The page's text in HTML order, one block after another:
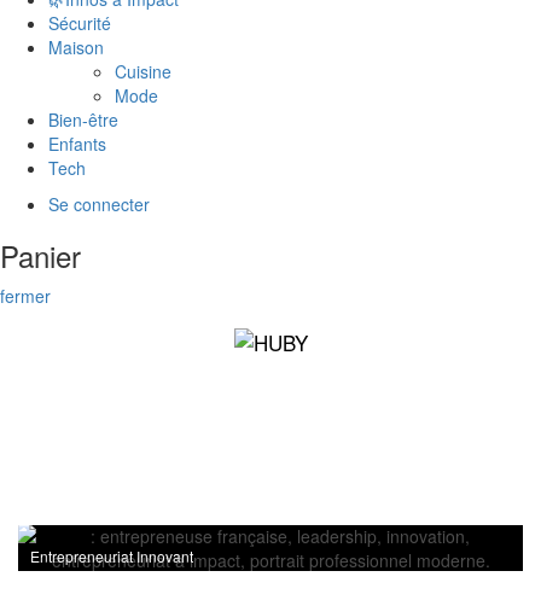
Sécurité
Maison
Cuisine
Mode
Bien-être
Enfants
Tech
Se connecter
Panier
fermer
Entrepreneuriat Innovant